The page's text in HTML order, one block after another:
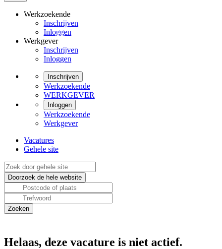
Werkzoekende
Inschrijven
Inloggen
Werkgever
Inschrijven
Inloggen
Inschrijven
Werkzoekende
WERKGEVER
Inloggen
Werkzoekende
Werkgever
Vacatures
Gehele site
Helaas, deze vacature is niet actief.